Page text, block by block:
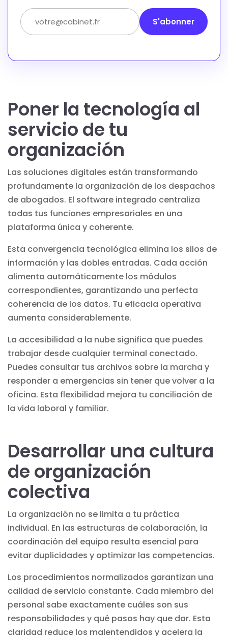
S'abonner
Poner la tecnología al
servicio de tu
organización
Las soluciones digitales están transformando
profundamente la organización de los despachos
de abogados. El software integrado centraliza
todas tus funciones empresariales en una
plataforma única y coherente.
Esta convergencia tecnológica elimina los silos de
información y las dobles entradas. Cada acción
alimenta automáticamente los módulos
correspondientes, garantizando una perfecta
coherencia de los datos. Tu eficacia operativa
aumenta considerablemente.
La accesibilidad a la nube significa que puedes
trabajar desde cualquier terminal conectado.
Puedes consultar tus archivos sobre la marcha y
responder a emergencias sin tener que volver a la
oficina. Esta flexibilidad mejora tu conciliación de
la vida laboral y familiar.
Desarrollar una cultura
de organización
colectiva
La organización no se limita a tu práctica
individual. En las estructuras de colaboración, la
coordinación del equipo resulta esencial para
evitar duplicidades y optimizar las competencias.
Los procedimientos normalizados garantizan una
calidad de servicio constante. Cada miembro del
personal sabe exactamente cuáles son sus
responsabilidades y qué pasos hay que dar. Esta
claridad reduce los malentendidos y acelera la